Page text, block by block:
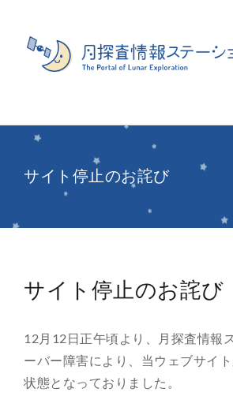
content
イベント情報
ブログ
総合案内
サイト停止のお詫び
サイト停止のお詫び
12月12日正午頃より、月探査情報
ーバー障害により、当ウェブサイ
状態となっておりました。